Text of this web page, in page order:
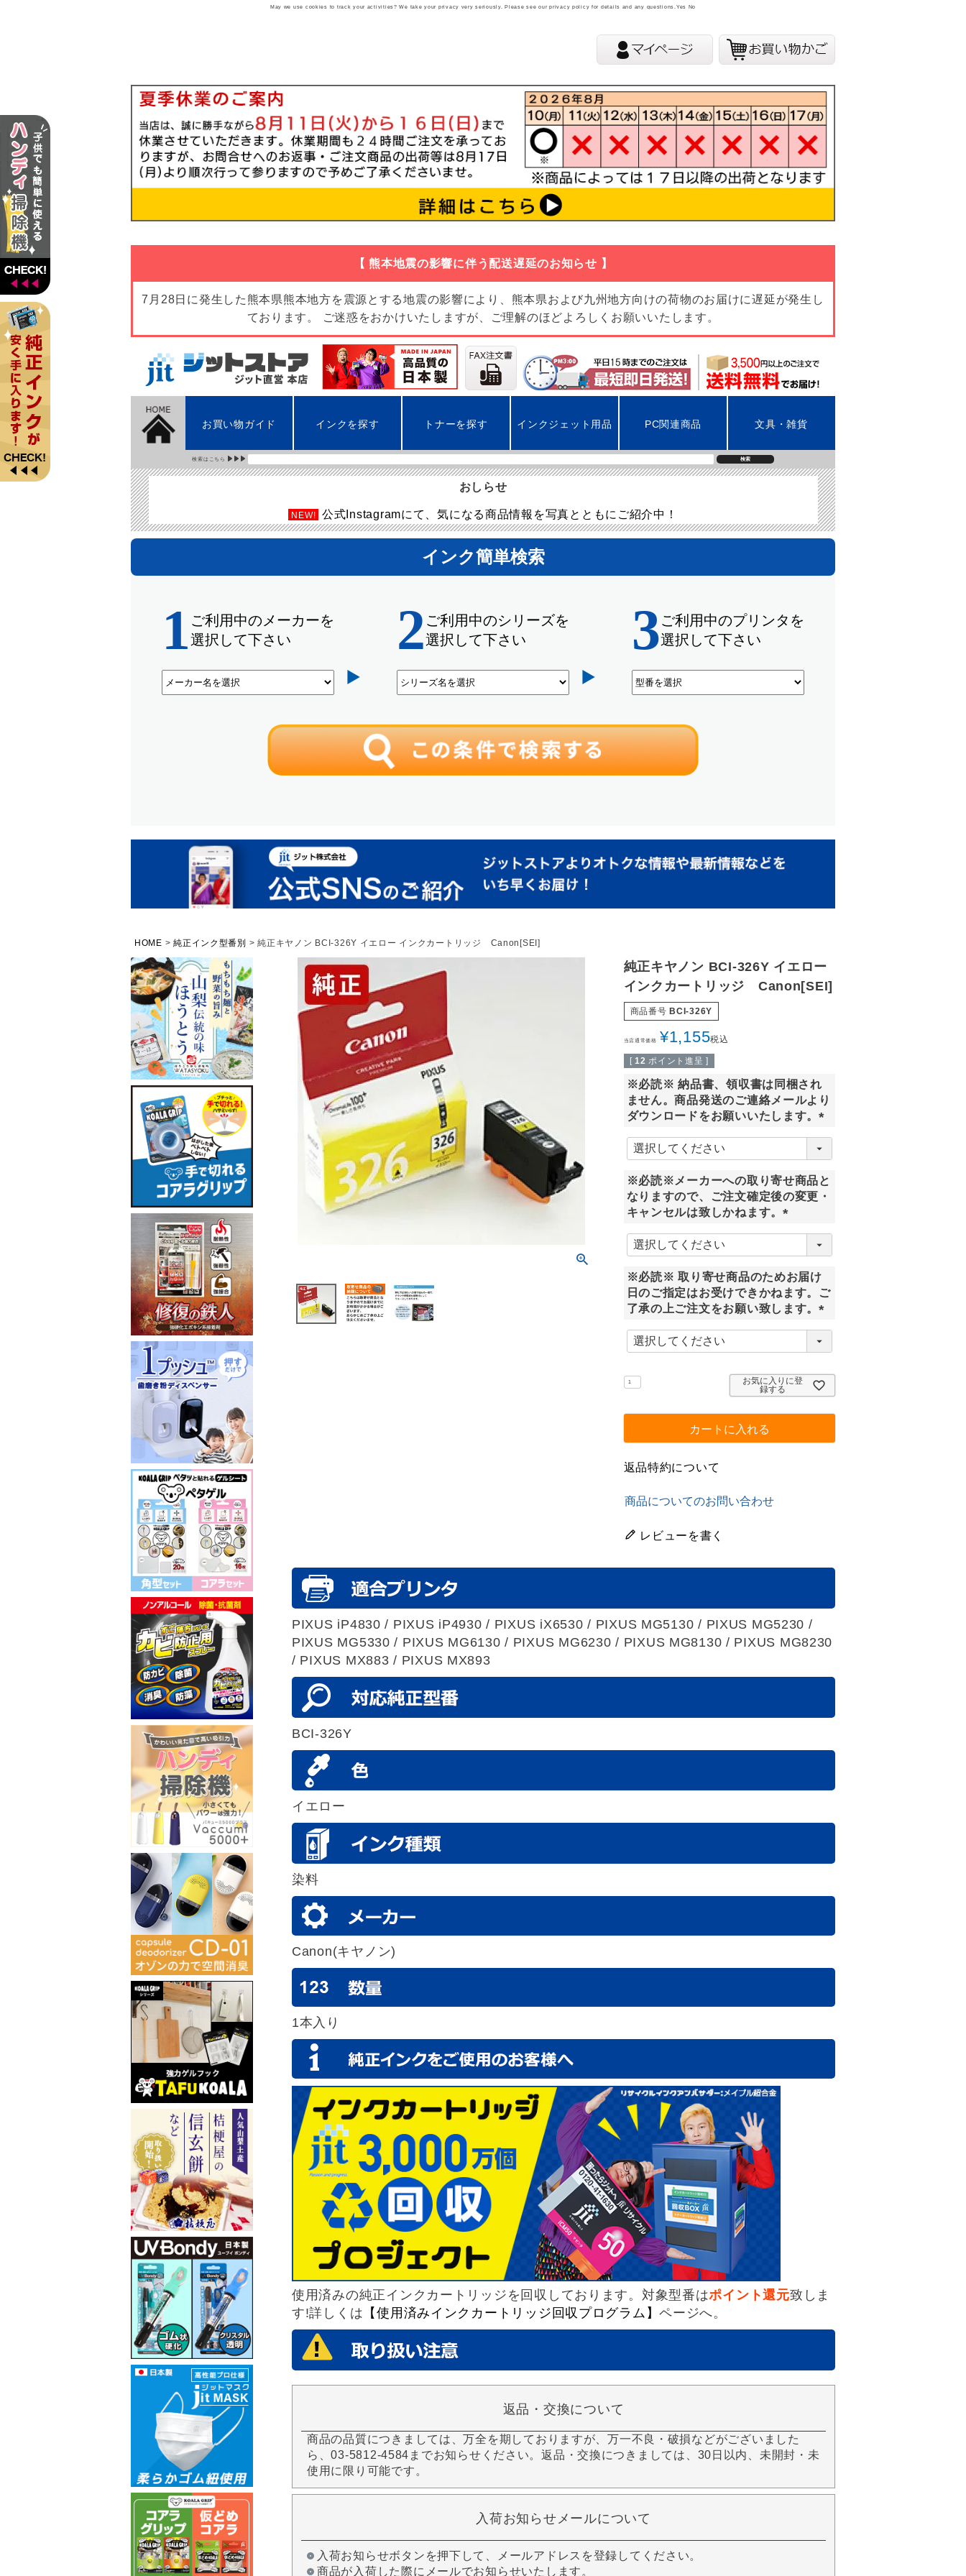
【 熊本地震の影響に伴う配送遅延のお知らせ 】
7月28日に発生した熊本県熊本地方を震源とする地震の影響により、熊本県および九州地方向けの荷物のお届けに遅延が発生し
ております。 ご迷惑をおかけいたしますが、ご理解のほどよろしくお願いいたします。
お買い物ガイド インクを探す トナーを探す インクジェット用品 PC関連商品 文具・雑貨
検索はこちら 検索
おしらせ
NEW! 公式Instagramにて、気になる商品情報を写真とともにご紹介中！
HOME 純正インク型番別 純正キヤノン BCI-326Y イエロー インクカートリッジ Canon[SEI]
純正キヤノン BCI-326Y イエロー
インクカートリッジ Canon[SEI]
商品番号 BCI-326Y
当店通常価格 ¥1,155税込
[ 12 ポイント進呈 ]
※必読※ 納品書、領収書は同梱され
ません。商品発送のご連絡メールより
ダウンロードをお願いいたします。
(
必
)
※必読※メーカーへの取り寄せ商品と
なりますので、ご注文確定後の変更・
キャンセルは致しかねます。
(
)
※必読※ 取り寄せ商品のためお届け
日のご指定はお受けできかねます。ご
了承の上ご注文をお願い致します。
(
必
)
お気に入りに登
録する
カートに入れる
返品特約について
商品についてのお問い合わせ
レビューを書く
PIXUS iP4830 / PIXUS iP4930 / PIXUS iX6530 / PIXUS MG5130 / PIXUS MG5230 /
PIXUS MG5330 / PIXUS MG6130 / PIXUS MG6230 / PIXUS MG8130 / PIXUS MG8230
/ PIXUS MX883 / PIXUS MX893
BCI-326Y
イエロー
染料
Canon(キヤノン)
1本入り
使用済みの純正インクカートリッジを回収しております。対象型番はポイント還元致しま
す!詳しくは 【使用済みインクカートリッジ回収プログラム】ページへ。
返品・交換について
商品の品質につきましては、万全を期しておりますが、万一不良・破損などがございました
ら、03-5812-4584までお知らせください。返品・交換につきましては、30日以内、未開封・未
使用に限り可能です。
入荷お知らせメールについて
入荷お知らせボタンを押下して、メールアドレスを登録してください。
商品が入荷した際にメールでお知らせいたします。
May we use cookies to track your activities? We take your privacy very seriously. Please see our privacy policy for details and any questions.Yes No